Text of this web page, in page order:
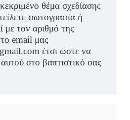
θέμα σχεδίασης
φωτογραφία ή
με τον αριθμό της
email μας
έτσι ώστε να
στο βαπτιστικό σας